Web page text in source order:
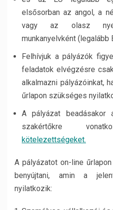
elsősorban az angol, a
vagy az olasz
munkanyelvként (legalább
Felhívjuk a pályázók
feladatok elvégzésre
alkalmazni pályázóinkat,
űrlapon szükséges
A pályázat beadásakor
szakértőkre
kötelezettségeket.
A pályázatot on-line
benyújtani, amin a
nyilatkozik: